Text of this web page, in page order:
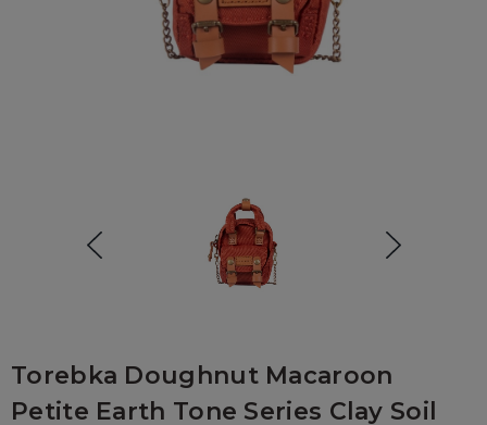
Torebka Doughnut Macaroon
Petite Earth Tone Series Clay Soil